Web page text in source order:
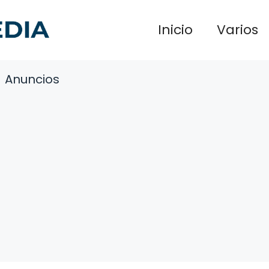
Inicio Varios
Anuncios